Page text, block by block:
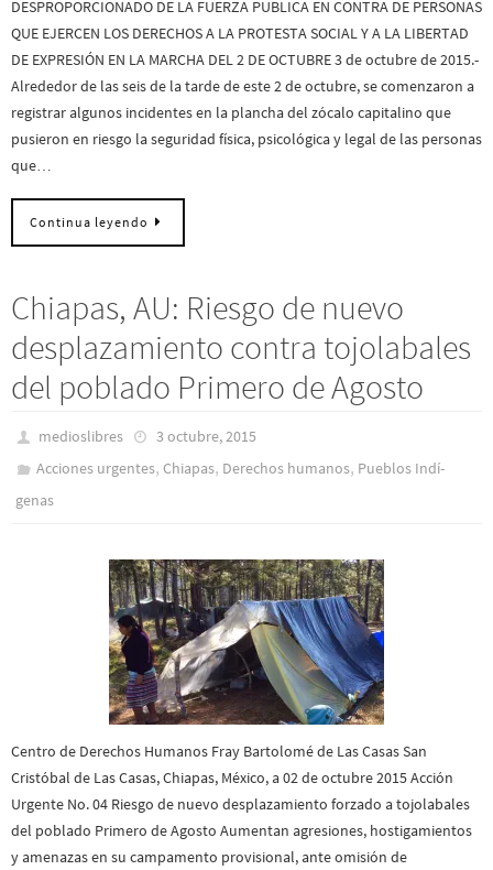
DESPROPORCIONADO DE LA FUERZA PUBLICA EN CONTRA DE PERSONAS
QUE EJERCEN LOS DERECHOS A LA PROTESTA SOCIAL Y A LA LIBERTAD
DE EXPRESIÓN EN LA MARCHA DEL 2 DE OCTUBRE 3 de octubre de 2015.-
Alrededor de las seis de la tarde de este 2 de octubre, se comenzaron a
registrar algunos incidentes en la plancha del zócalo capitalino que
pusieron en riesgo la seguridad física, psicológica y legal de las personas
que…
Continua leyendo
Chiapas, AU: Riesgo de nuevo
desplazamiento contra tojolabales
del poblado Primero de Agosto
medioslibres
3 octubre, 2015
Acciones urgentes,Chiapas, Derechos humanos, Pueblos Indí­
genas
Centro de Derechos Humanos Fray Bartolomé de Las Casas San
Cristóbal de Las Casas, Chiapas, México, a 02 de octubre 2015 Acción
Urgente No. 04 Riesgo de nuevo desplazamiento forzado a tojolabales
del poblado Primero de Agosto Aumentan agresiones, hostigamientos
y amenazas en su campamento provisional, ante omisión de